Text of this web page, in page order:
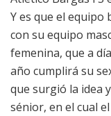
Y es que el
con su equipo
femenina, que a
año cumplirá su
que surgió la idea
sénior, en el cual